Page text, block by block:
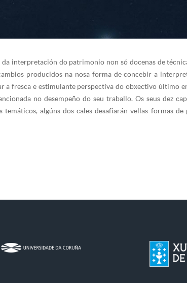
interpretación do patrimonio non só docenas de
producidos na nosa forma de concebir a
a fresca e estimulante perspectiva do obxectivo último
no desempeño do seu traballo. Os seus dez
algúns dos cales desafiarán vellas formas